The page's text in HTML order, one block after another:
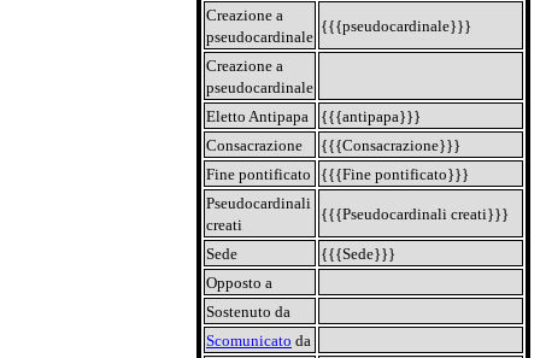
Creazione a
pseudocardinale
{{{pseudocardinale}}}
Creazione a
pseudocardinale
Eletto Antipapa
{{{antipapa}}}
Consacrazione
{{{Consacrazione}}}
Fine pontificato
{{{Fine pontificato}}}
Pseudocardinali
creati
{{{Pseudocardinali creati}}}
Sede
{{{Sede}}}
Opposto a
Sostenuto da
Scomunicato da